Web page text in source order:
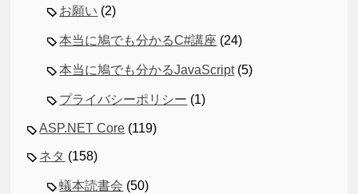
お願い (2)
本当に鳩でも分かるC#講座 (24)
本当に鳩でも分かるJavaScript(5)
プライバシーポリシー (1)
ASP.NET Core (119)
ネタ (158)
蟻本読書会 (50)